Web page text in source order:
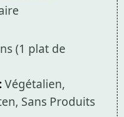
(1 plat de
Végétalien,
Sans Produits